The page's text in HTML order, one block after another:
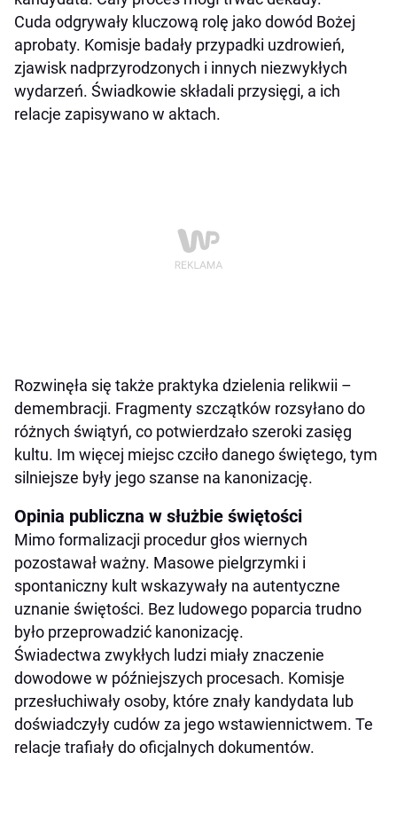
Cuda odgrywały kluczową rolę jako dowód Bożej
aprobaty. Komisje badały przypadki uzdrowień,
zjawisk nadprzyrodzonych i innych niezwykłych
wydarzeń. Świadkowie składali przysięgi, a ich
relacje zapisywano w aktach.
Rozwinęła się także praktyka dzielenia relikwii –
demembracji. Fragmenty szczątków rozsyłano do
różnych świątyń, co potwierdzało szeroki zasięg
kultu. Im więcej miejsc czciło danego świętego, tym
silniejsze były jego szanse na kanonizację.
Opinia publiczna w służbie świętości
Mimo formalizacji procedur głos wiernych
pozostawał ważny. Masowe pielgrzymki i
spontaniczny kult wskazywały na autentyczne
uznanie świętości. Bez ludowego poparcia trudno
było przeprowadzić kanonizację.
Świadectwa zwykłych ludzi miały znaczenie
dowodowe w późniejszych procesach. Komisje
przesłuchiwały osoby, które znały kandydata lub
doświadczyły cudów za jego wstawiennictwem. Te
relacje trafiały do oficjalnych dokumentów.